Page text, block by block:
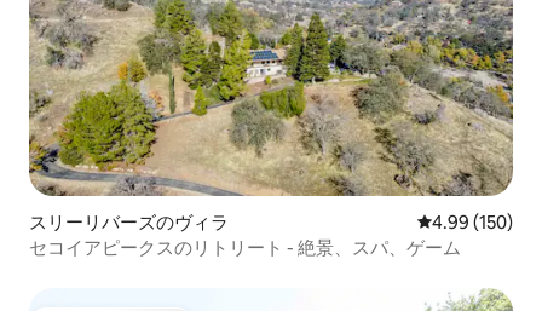
スリーリバーズのヴィラ レビュー150
4.99 (150)
セコイアピークスのリトリート - 絶景、スパ、ゲーム